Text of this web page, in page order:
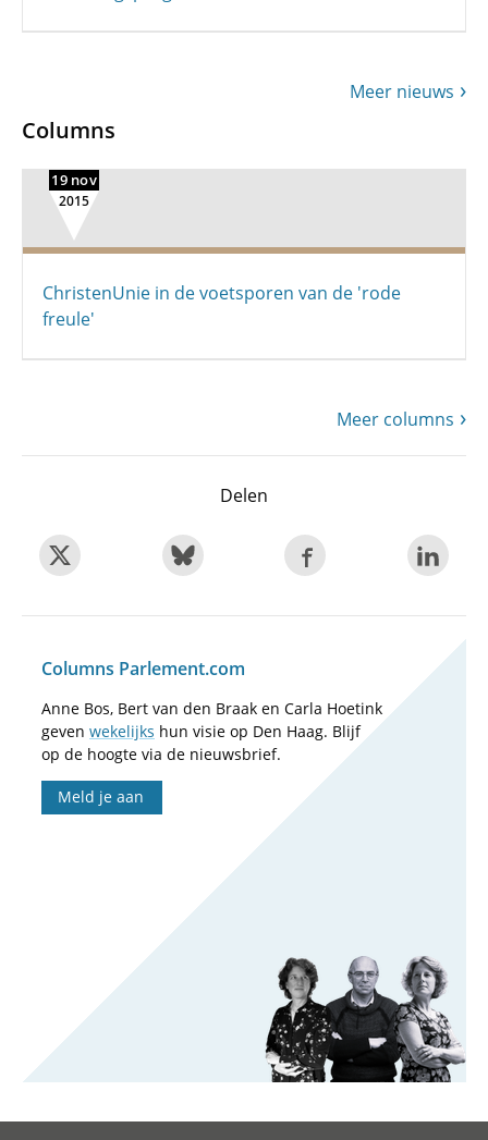
Meer nieuws
Columns
19 nov
2015
ChristenUnie in de voetsporen van de 'rode
freule'
Meer columns
Delen
Columns Parlement.com
Anne Bos, Bert van den Braak en Carla Hoetink
geven wekelijks hun visie op Den Haag. Blijf
op de hoogte via de nieuwsbrief.
Meld je aan